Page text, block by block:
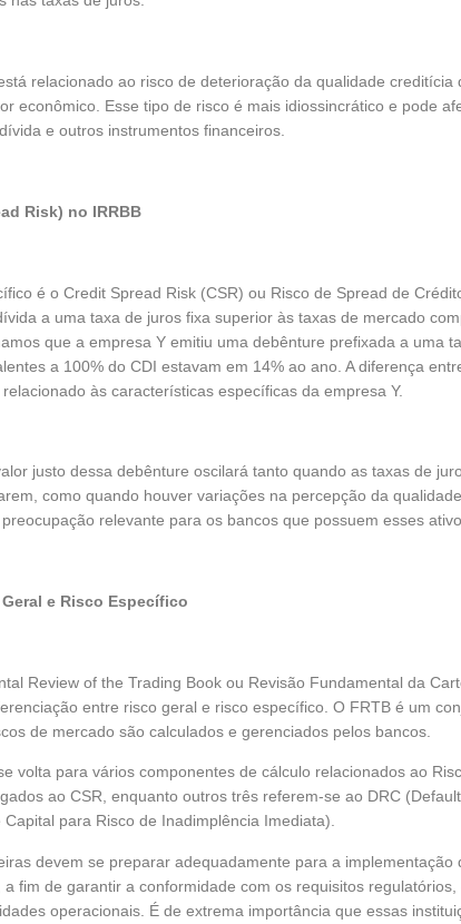
relacionado ao risco de deterioração da qualidade creditícia
econômico. Esse tipo de risco é mais idiossincrático e pode
e outros instrumentos financeiros.
Risk) no IRRBB
é o Credit Spread Risk (CSR) ou Risco de Spread de
a uma taxa de juros fixa superior às taxas de mercado
que a empresa Y emitiu uma debênture prefixada a uma
a 100% do CDI estavam em 14% ao ano. A diferença
às características específicas da empresa Y.
justo dessa debênture oscilará tanto quando as taxas de
como quando houver variações na percepção da
relevante para os bancos que possuem esses
e Risco Específico
Review of the Trading Book ou Revisão Fundamental da
entre risco geral e risco específico. O FRTB é um
de mercado são calculados e gerenciados pelos bancos.
volta para vários componentes de cálculo relacionados ao
ao CSR, enquanto outros três referem-se ao DRC
para Risco de Inadimplência Imediata).
devem se preparar adequadamente para a implementação
fim de garantir a conformidade com os requisitos
operacionais. É de extrema importância que essas